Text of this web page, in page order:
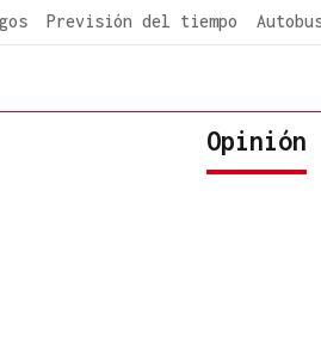
Previsión del tiempo
Opinión